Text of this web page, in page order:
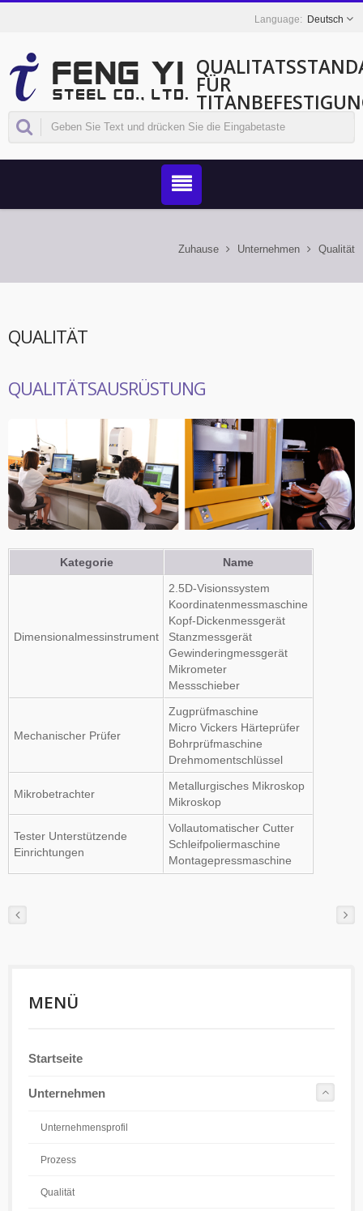
Deutsch
FÜR
Zuhause Unternehmen Qualität
QUALITÄT
QUALITÄTSAUSRÜSTUNG
Kategorie Name
Dimensionalmessinstrument
2.5D-Visionssystem
Koordinatenmessmaschine
Kopf-Dickenmessgerät
Stanzmessgerät
Gewinderingmessgerät
Mikrometer
Messschieber
Mechanischer Prüfer
Zugprüfmaschine
Micro Vickers Härteprüfer
Bohrprüfmaschine
Drehmomentschlüssel
Mikrobetrachter
Metallurgisches Mikroskop
Mikroskop
Tester Unterstützende
Einrichtungen
Vollautomatischer Cutter
Schleifpoliermaschine
Montagepressmaschine
MENÜ
Startseite
Unternehmen
Unternehmensprofil
Prozess
Qualität